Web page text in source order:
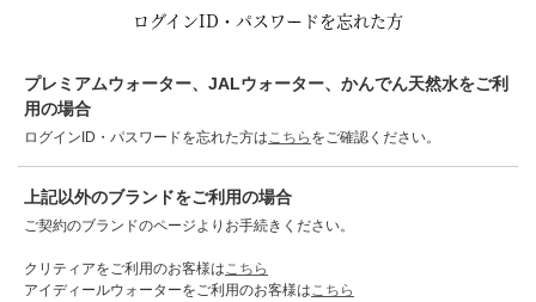
ログインID・パスワードを忘れた方
プレミアムウォーター、JALウォーター、かんでん天然水をご利
用の場合
ログインID・パスワードを忘れた方はこちら をご確認ください。
上記以外のブランドをご利用の場合
ご契約のブランドのページよりお手続きください。
クリティアをご利用のお客様はこちら
アイディールウォーターをご利用のお客様はこちら